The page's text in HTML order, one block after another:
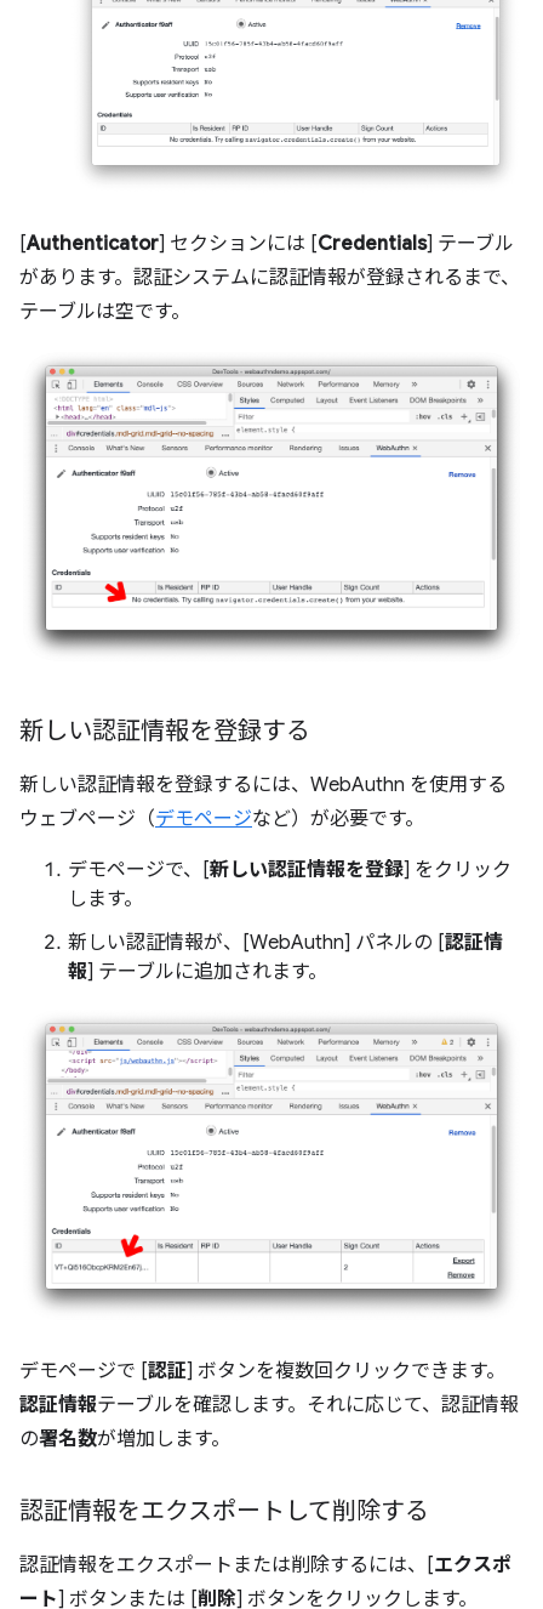
[Authenticator] セクションには [Credentials] テーブル
があります。認証システムに認証情報が登録されるまで、
テーブルは空です。
新しい認証情報を登録する
新しい認証情報を登録するには、WebAuthn を使用する
ウェブページ（デモページなど）が必要です。
デモページで、[新しい認証情報を登録] をクリック
します。
新しい認証情報が、[WebAuthn] パネルの [認証情
報] テーブルに追加されます。
デモページで [認証] ボタンを複数回クリックできます。
認証情報テーブルを確認します。それに応じて、認証情報
の署名数が増加します。
認証情報をエクスポートして削除する
認証情報をエクスポートまたは削除するには、[エクスポ
ート] ボタンまたは [削除] ボタンをクリックします。